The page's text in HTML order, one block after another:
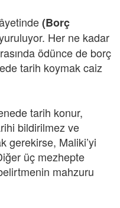
(Borç
Her ne kadar
ödünce de borç
tarih koymak caiz
tarih konur,
bildirilmez ve
gerekirse, Maliki’yi
üç mezhepte
mahzuru